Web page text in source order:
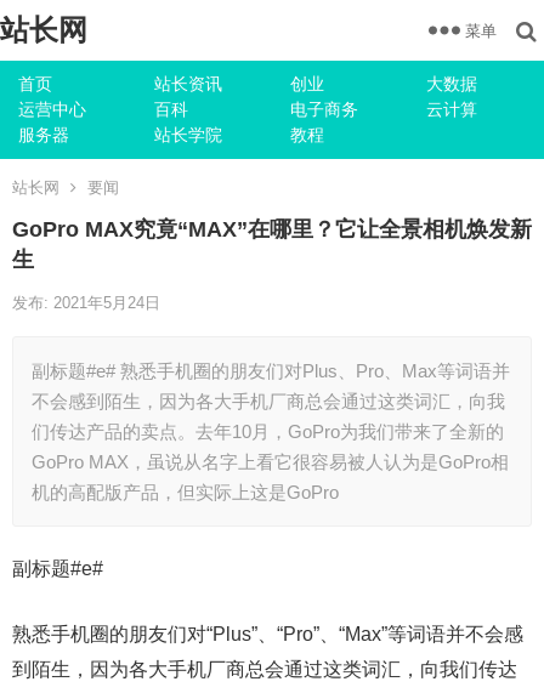
站长网
首页 站长资讯 创业
大数据
运营中心
百科 电子商务
云计算
服务器
站长学院 教程
菜单
站长网 要闻
GoPro MAX究竟“MAX”在哪里？它让全景相机焕发新
生
发布: 2021年5月24日
副标题#e# 熟悉手机圈的朋友们对Plus、Pro、Max等词语并
不会感到陌生，因为各大手机厂商总会通过这类词汇，向我
们传达产品的卖点。去年10月，GoPro为我们带来了全新的
GoPro MAX，虽说从名字上看它很容易被人认为是GoPro相
机的高配版产品，但实际上这是GoPro
副标题#e#
熟悉手机圈的朋友们对“Plus”、“Pro”、“Max”等词语并不会感
到陌生，因为各大手机厂商总会通过这类词汇，向我们传达